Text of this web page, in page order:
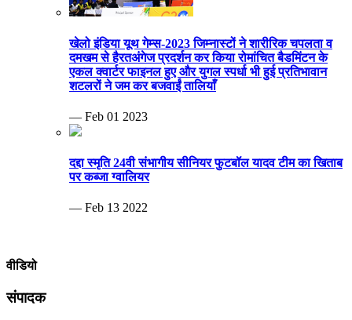
खेलो इंडिया यूथ गेम्स-2023 जिम्नास्टों ने शारीरिक चपलता व
दमखम से हैरतअंगेज प्रदर्शन कर किया रोमांचित बैडमिंटन के
एकल क्वार्टर फाइनल हुए और युगल स्पर्धा भी हुई प्रतिभावान
शटलरों ने जम कर बजवाईं तालियाँ
— Feb 01 2023
दद्दा स्मृति 24वी संभागीय सीनियर फुटबॉल यादव टीम का खिताब
पर कब्जा ग्वालियर
— Feb 13 2022
वीडियो
संपादक